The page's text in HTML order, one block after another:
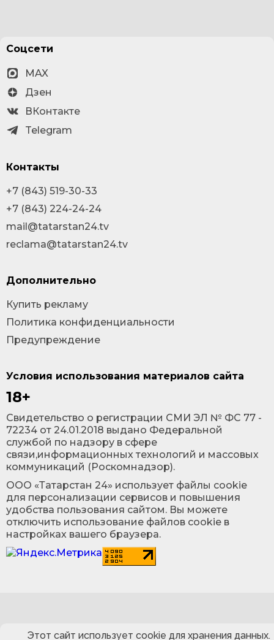
Условия использования материалов сайта
18+
Cвидетельство о регистрации СМИ ЭЛ № ФС 77 -
72234 от 24.01.2018 выдано Федеральной
службой по надзору в сфере
связи,информационных технологий и массовых
коммуникаций (Роскомнадзор).
ООО «Татарстан 24» использует файлы cookie
для персонализации сервисов и повышения
удобства пользования сайтом. Вы можете
отключить использование файлов cookie в
настройках вашего браузера.
Соцсети
MAX
Дзен
ВКонтакте
Telegram
Контакты
+7 (843) 519-30-33
+7 (843) 224-24-24
mail@tatarstan24.tv
reclama@tatarstan24.tv
Дополнительно
Купить рекламу
Политика конфиденциальности
Предупреждение
Этот сайт использует cookie для хранения данных.